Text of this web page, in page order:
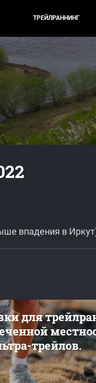
ТРЕЙЛРАННИНГ
впадения в
для
трейлов.